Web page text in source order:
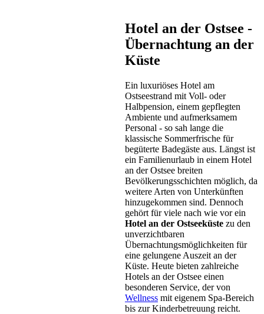
Glowe
Preis auf Anfrage
Hotel
Rostock & Umgebung
Preis auf Anfrage
Hotel
Ratekau
Hotel an der Ostsee -
Übernachtung an der
Küste
Ein luxuriöses Hotel am
Ostseestrand mit Voll- oder
Halbpension, einem gepflegten
Ambiente und aufmerksamem
Personal - so sah lange die
klassische Sommerfrische für
begüterte Badegäste aus. Längst ist
ein Familienurlaub in einem Hotel
an der Ostsee breiten
Bevölkerungsschichten möglich, da
weitere Arten von Unterkünften
hinzugekommen sind. Dennoch
gehört für viele nach wie vor ein
Hotel an der Ostseeküste zu den
unverzichtbaren
Übernachtungsmöglichkeiten für
eine gelungene Auszeit an der
Küste. Heute bieten zahlreiche
Hotels an der Ostsee einen
besonderen Service, der von
Wellness mit eigenem Spa-Bereich
bis zur Kinderbetreuung reicht.